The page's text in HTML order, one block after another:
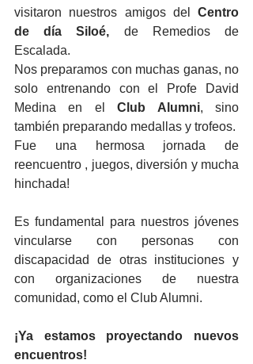
visitaron nuestros amigos del Centro
de día Siloé, de Remedios de
Escalada.
Nos preparamos con muchas ganas, no
solo entrenando con el Profe David
Medina en el Club Alumni, sino
también preparando medallas y trofeos.
Fue una hermosa jornada de
reencuentro , juegos, diversión y mucha
hinchada!
Es fundamental para nuestros jóvenes
vincularse con personas con
discapacidad de otras instituciones y
con organizaciones de nuestra
comunidad, como el Club Alumni.
¡Ya estamos proyectando nuevos
encuentros!